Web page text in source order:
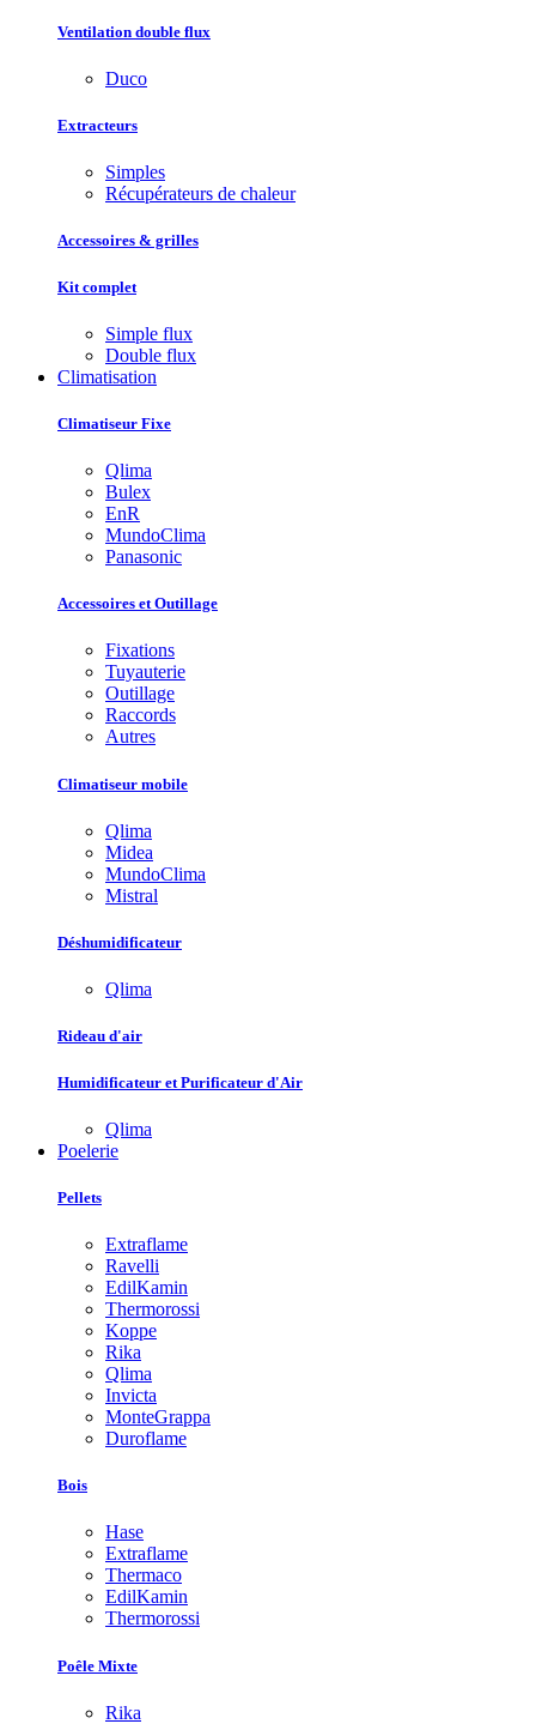
Ventilation double flux
Duco
Extracteurs
Simples
Récupérateurs de chaleur
Accessoires & grilles
Kit complet
Simple flux
Double flux
Climatisation
Climatiseur Fixe
Qlima
Bulex
EnR
MundoClima
Panasonic
Accessoires et Outillage
Fixations
Tuyauterie
Outillage
Raccords
Autres
Climatiseur mobile
Qlima
Midea
MundoClima
Mistral
Déshumidificateur
Qlima
Rideau d'air
Humidificateur et Purificateur d'Air
Qlima
Poelerie
Pellets
Extraflame
Ravelli
EdilKamin
Thermorossi
Koppe
Rika
Qlima
Invicta
MonteGrappa
Duroflame
Bois
Hase
Extraflame
Thermaco
EdilKamin
Thermorossi
Poêle Mixte
Rika